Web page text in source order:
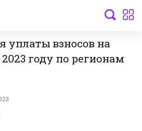
уплаты взносов на
году по регионам